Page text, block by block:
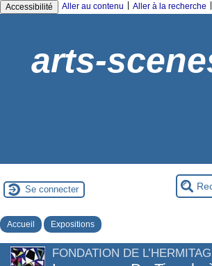
Accessibilité Aller au contenu Aller à la recherche
arts-
Se connecter
Accueil Expositions
FONDATION DE